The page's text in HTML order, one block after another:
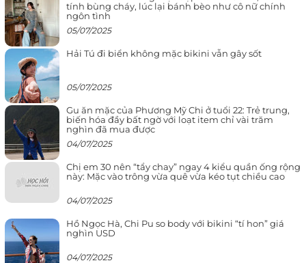
tính bùng cháy, lúc lại bánh bèo như cô nữ chính
ngôn tình
05/07/2025
Hải Tú đi biển không mặc bikini vẫn gây sốt
05/07/2025
Gu ăn mặc của Phương Mỹ Chi ở tuổi 22: Trẻ trung,
biến hóa đầy bất ngờ với loạt item chỉ vài trăm
nghìn đã mua được
04/07/2025
Chị em 30 nên “tẩy chay” ngay 4 kiểu quần ống rộng
này: Mặc vào trông vừa quê vừa kéo tụt chiều cao
04/07/2025
Hồ Ngọc Hà, Chi Pu so body với bikini “tí hon” giá
nghìn USD
04/07/2025